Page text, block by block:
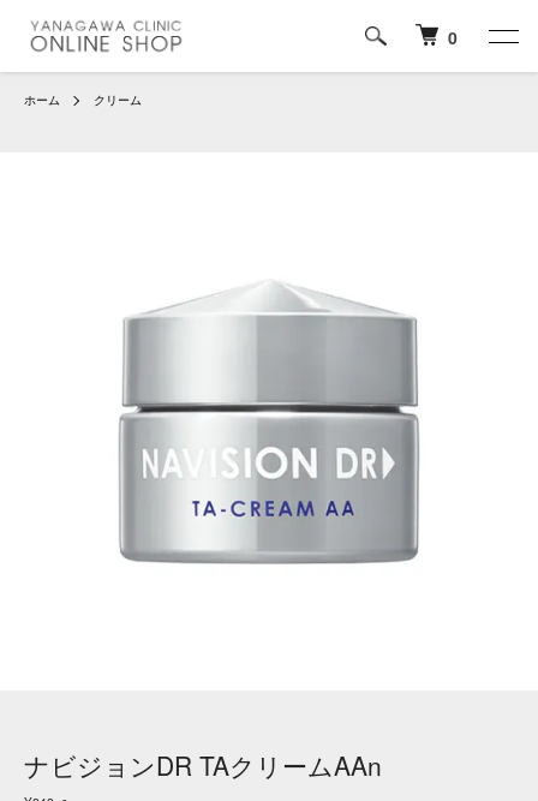
0
ホーム クリーム
ナビジョンDR TAクリームAAn